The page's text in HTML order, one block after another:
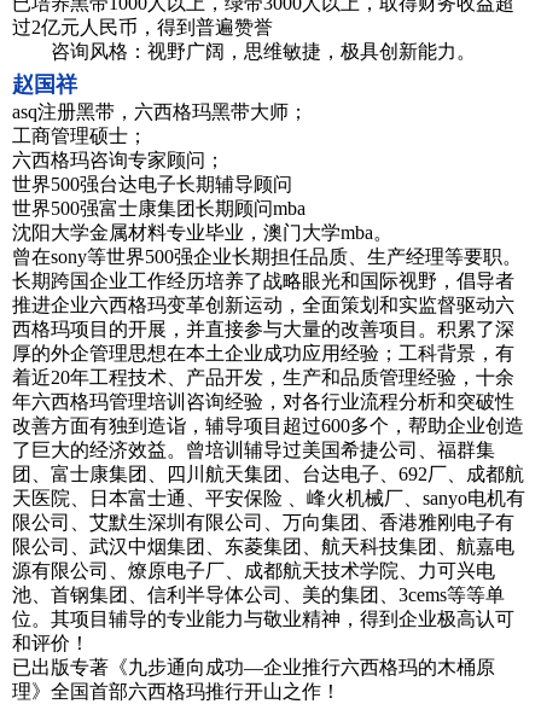
过2亿元人民币，得到普遍赞誉
咨询风格：视野广阔，思维敏捷，极具创新能力。
赵国祥
asq注册黑带，六西格玛黑带大师；
工商管理硕士；
六西格玛咨询专家顾问；
世界500强台达电子长期辅导顾问
世界500强富士康集团长期顾问mba
沈阳大学金属材料专业毕业，澳门大学mba。
曾在sony等世界500强企业长期担任品质、生产经理等要职。
长期跨国企业工作经历培养了战略眼光和国际视野，倡导者
推进企业六西格玛变革创新运动，全面策划和实监督驱动六
西格玛项目的开展，并直接参与大量的改善项目。积累了深
厚的外企管理思想在本土企业成功应用经验；工科背景，有
着近20年工程技术、产品开发，生产和品质管理经验，十余
年六西格玛管理培训咨询经验，对各行业流程分析和突破性
改善方面有独到造诣，辅导项目超过600多个，帮助企业创造
了巨大的经济效益。曾培训辅导过美国希捷公司、福群集
团、富士康集团、四川航天集团、台达电子、692厂、成都航
天医院、日本富士通、平安保险 、峰火机械厂、sanyo电机有
限公司、艾默生深圳有限公司、万向集团、香港雅刚电子有
限公司、武汉中烟集团、东菱集团、航天科技集团、航嘉电
源有限公司、燎原电子厂、成都航天技术学院、力可兴电
池、首钢集团、信利半导体公司、美的集团、3cems等等单
位。其项目辅导的专业能力与敬业精神，得到企业极高认可
和评价！
已出版专著《九步通向成功—企业推行六西格玛的木桶原
理》全国首部六西格玛推行开山之作！